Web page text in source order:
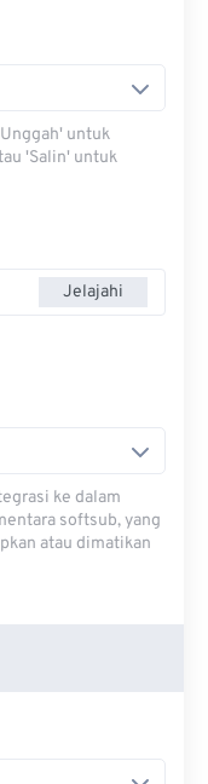
untuk
'Salin' untuk
Jelajahi
ke dalam
softsub, yang
atau dimatikan